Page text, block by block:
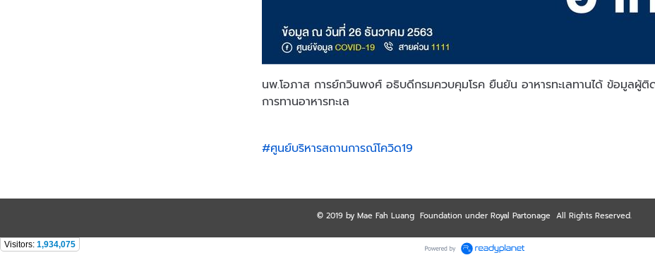
นพ.โอภาส การย์กวินพงศ์ อธิบดีกรมควบคุมโรค ยืนยัน อาหารทะเลทานได้ ข้อมูลผู้
การทานอาหารทะเล
#ศูนย์บริหารสถานการณ์โควิด19
© 2019 by Mae Fah Luang Foundation under Royal Partonage All Rights Reserved.
Visitors: 1,934,075